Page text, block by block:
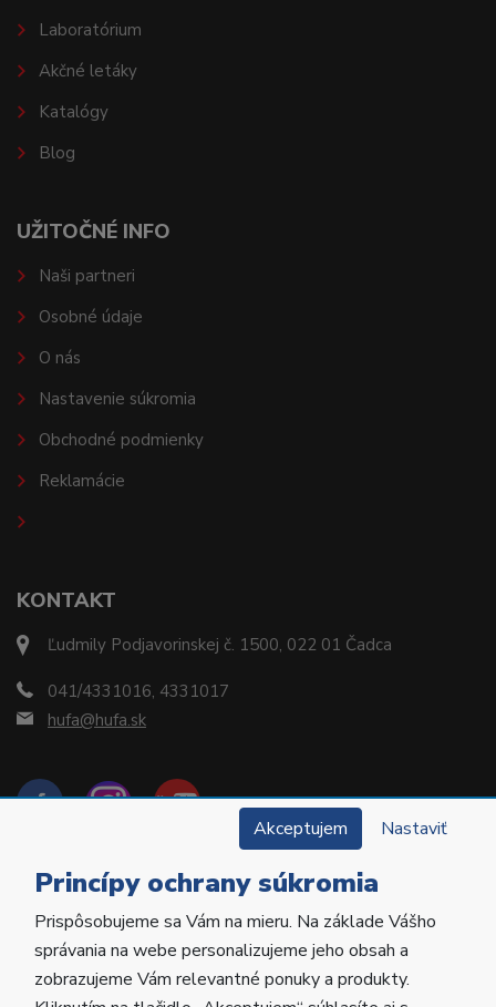
KONTAKT
Ľudmily Podjavorinskej č. 1500, 022 01 Čadca
041/4331016, 4331017
hufa@hufa.sk
Laboratórium
Akčné letáky
Katalógy
Blog
UŽITOČNÉ INFO
Naši partneri
Osobné údaje
O nás
Nastavenie súkromia
Obchodné podmienky
Reklamácie
Copyright © 2022 Hu-Fa Dental a.s. Všetky práva
vyhradené.
Akceptujem Nastaviť
Princípy ochrany súkromia
Prispôsobujeme sa Vám na mieru. Na základe Vášho
správania na webe personalizujeme jeho obsah a
zobrazujeme Vám relevantné ponuky a produkty.